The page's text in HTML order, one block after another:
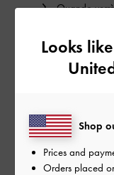
Quando
Perché il mio
Come posso
Posso
Looks
Shop
Prices and
Orders placed